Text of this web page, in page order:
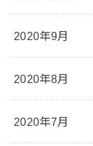
2020年9月
2020年8月
2020年7月